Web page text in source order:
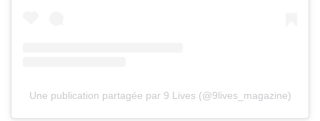
Une publication partagée par 9 Lives (@9lives_magazine)